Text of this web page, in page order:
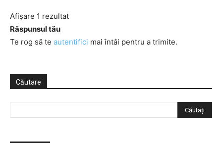
Afișare 1 rezultat
Răspunsul tău
Te rog să te autentifici mai întâi pentru a trimite.
Căutare